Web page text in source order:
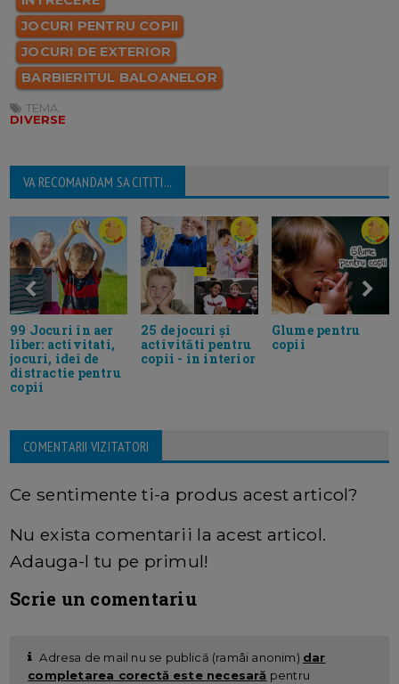
JOCURI PENTRU COPII
JOCURI DE EXTERIOR
BARBIERITUL BALOANELOR
TEMA:
DIVERSE
VA RECOMANDAM SA CITITI...
99 Jocuri in aer
liber: activitati,
jocuri, idei de
distractie pentru
copii
25 de jocuri și
activităti pentru
copii - in interior
Glume pentru
copii
COMENTARII VIZITATORI
Ce sentimente ti-a produs acest articol?
Nu exista comentarii la acest articol.
Adauga-l tu pe primul!
Scrie un comentariu
Adresa de mail nu se publică (ramâi anonim) dar
completarea corectă este necesară pentru